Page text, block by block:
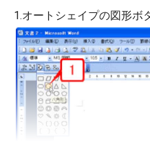
1.オートシェイプの図形ボ